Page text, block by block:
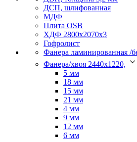
ДСП, шлифованная
МДФ
Плита OSB
ХДФ 2800х2070х3
Гофролист
Фанера ламинированная /
Фанера/хвоя 2440х1220,
5 мм
18 мм
15 мм
21 мм
4 мм
9 мм
12 мм
6 мм